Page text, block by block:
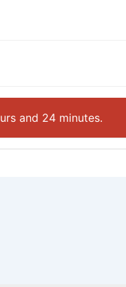
and 24 minutes.